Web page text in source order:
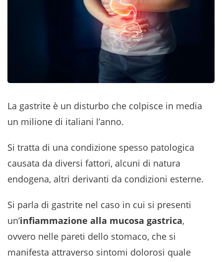
La gastrite è un disturbo che colpisce in media
un milione di italiani l’anno.
Si tratta di una condizione spesso patologica
causata da diversi fattori, alcuni di natura
endogena, altri derivanti da condizioni esterne.
Si parla di gastrite nel caso in cui si presenti
un’infiammazione alla mucosa gastrica,
ovvero nelle pareti dello stomaco, che si
manifesta attraverso sintomi dolorosi quale